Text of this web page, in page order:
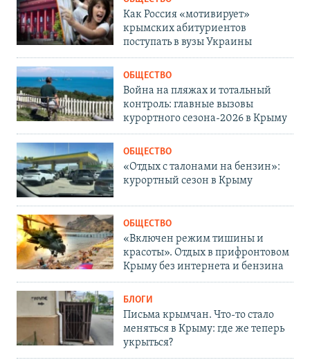
Как Россия «мотивирует»
крымских абитуриентов
поступать в вузы Украины
ОБЩЕСТВО
Война на пляжах и тотальный
контроль: главные вызовы
курортного сезона-2026 в Крыму
ОБЩЕСТВО
«Отдых с талонами на бензин»:
курортный сезон в Крыму
ОБЩЕСТВО
«Включен режим тишины и
красоты». Отдых в прифронтовом
Крыму без интернета и бензина
БЛОГИ
Письма крымчан. Что-то стало
меняться в Крыму: где же теперь
укрыться?